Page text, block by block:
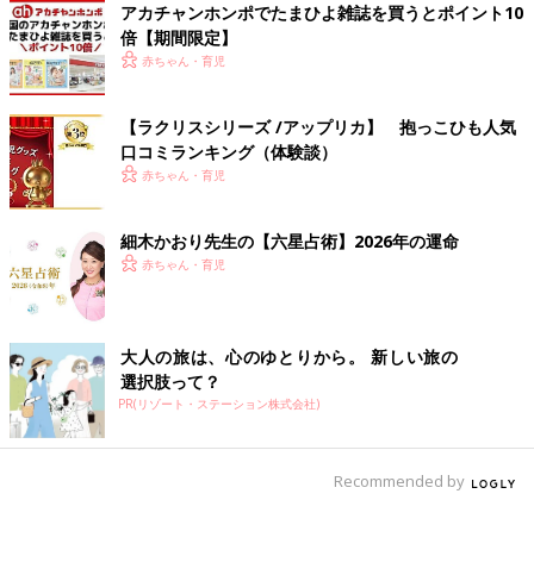
「自由な発想を促すためにも、まずは好きなように遊ばせてあげ
て。最初は間違った遊び方をしていても、自然に正しい遊び方に
到達することも。ただし、困っているときに助けたり、ある程度
遊んだあとに新しい遊び方を提案するのはOKです」
関連：これって[過干渉育児]かも?! 9ヶ月から見直したいママ・パ
パのあるある行動３
赤ちゃんがいとおしいばっかりに、ついつい手を出してしまいが
ちですが、見守ってあげることは、赤ちゃんの力を伸ばすことに
なるのだそう。「赤ちゃんの成長する力を信じて、ちょっと助け
るくらいがいい」と塩崎先生。ママが見守ってくれているからこ
ひよこクラブ編集部）
■監修：塩崎尚美先生
日本女子大学人間社会学部心理学科教授。臨床心理士。専門は、
アカチャンホンポでたまひよ雑誌を買うとポイント10
倍【期間限定】
赤ちゃん・育児
【ラクリスシリーズ /アップリカ】 抱っこひも人気
口コミランキング（体験談）
赤ちゃん・育児
細木かおり先生の【六星占術】2026年の運命
赤ちゃん・育児
大人の旅は、心のゆとりから。 新しい旅の
選択肢って？
PR(リゾート・ステーション株式会社)
Recommended by